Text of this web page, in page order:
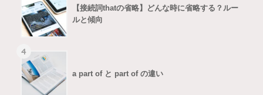
【接続詞thatの省略】どんな時に省略する？ルー
ルと傾向
4
a part of と part of の違い